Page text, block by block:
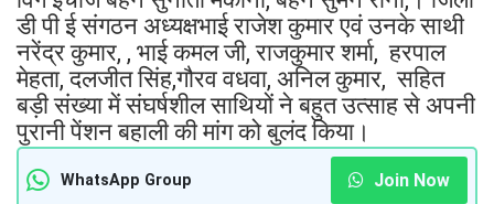
डी पी ई संगठन अध्यक्षभाई राजेश कुमार एवं उनके साथी
नरेंद्र कुमार, , भाई कमल जी, राजकुमार शर्मा, हरपाल
मेहता, दलजीत सिंह,गौरव वधवा, अनिल कुमार, सहित
बड़ी संख्या में संघर्षशील साथियों ने बहुत उत्साह से अपनी
पुरानी पेंशन बहाली की मांग को बुलंद किया।
WhatsApp Group Join Now